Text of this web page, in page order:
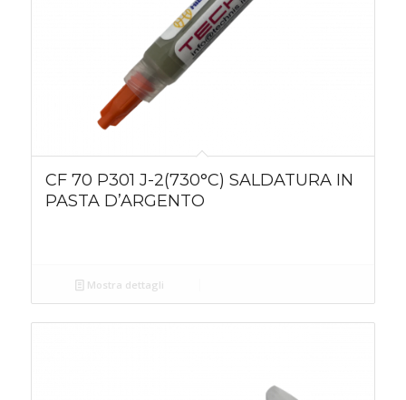
CF 70 P301 J-2(730°C) SALDATURA IN
PASTA D’ARGENTO
Mostra dettagli